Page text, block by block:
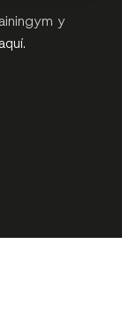
y
aquí.